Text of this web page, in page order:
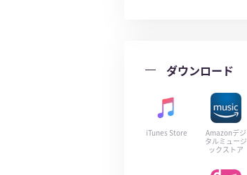
ダウンロード
iTunes Store
Amazonデジ
タルミュージ
ックストア